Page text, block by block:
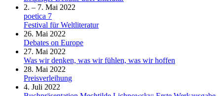
2. – 7. Mai 2022
poetica 7
Festival für Weltliteratur
26. Mai 2022
Debates on Europe
27. Mai 2022
Was wir denken, was wir fühlen, was wir hoffen
28. Mai 2022
Preisverleihung
4. Juli 2022